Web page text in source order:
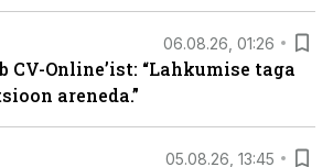
06.08.26, 01:26
CV-Online’ist: “Lahkumise taga
areneda.”
05.08.26, 13:45